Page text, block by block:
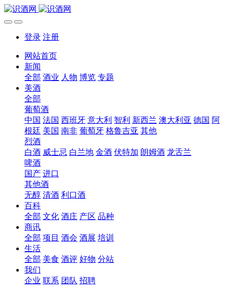
登录 注册
网站首页
新闻
全部 酒业 人物 博览 专题
美酒
全部
葡萄酒
中国 法国 西班牙 意大利 智利 新西兰 澳大利亚 德国 阿
根廷 美国 南非 葡萄牙 格鲁吉亚 其他
烈酒
白酒 威士忌 白兰地 金酒 伏特加 朗姆酒 龙舌兰
啤酒
国产 进口
其他酒
无醇 清酒 利口酒
百科
全部 文化 酒庄 产区 品种
商讯
全部 项目 酒会 酒展 培训
生活
全部 美食 酒评 好物 分站
我们
企业 联系 团队 招聘